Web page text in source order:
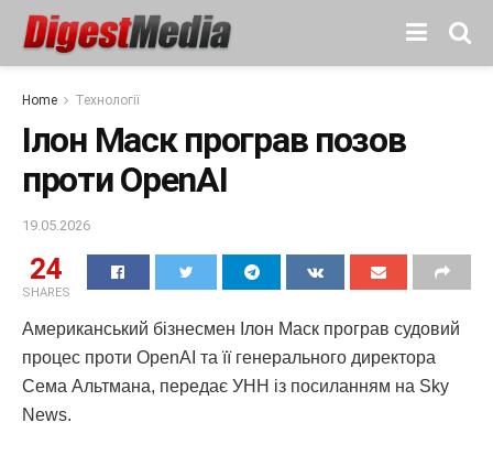
Home Технології
Ілон Маск програв позов
проти OpenAI
19.05.2026
24
SHARES
Американський бізнесмен Ілон Маск програв судовий
процес проти OpenAI та її генерального директора
Сема Альтмана, передає УНН із посиланням на Sky
News.